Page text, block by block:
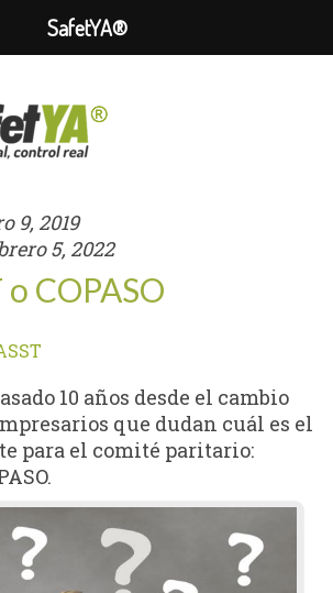
9, 2019
5, 2022
o COPASO
10 años desde el cambio
que dudan cuál es el
para el comité paritario:
SafetYA®